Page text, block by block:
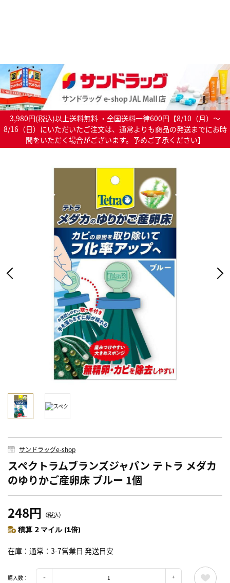
3,980円(税込)以上送料無料 ・全国送料一律600円【8/10（月）～
8/16（日）にいただいたご注文は、通常よりも商品の発送までにお時
間をいただく場合がございます。予めご了承ください】
サンドラッグe-shop
スペクトラムブランズジャパン テトラ メダカ
のゆりかご産卵床 ブルー 1個
248円 （税込）
積算 2 マイル (1倍)
在庫 通常：3-7営業日 発送目安
購入数：